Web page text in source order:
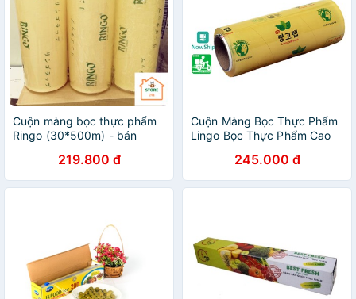
Cuộn màng bọc thực phẩm
Ringo (30*500m) - bán
219.800 đ
Cuộn Màng Bọc Thực Phẩm
Lingo Bọc Thực Phẩm Cao
245.000 đ